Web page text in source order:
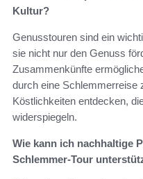
Kultur?
Genusstouren sind ein
sie nicht nur den Genuss
Zusammenkünfte
durch eine Schlemmerreise
Köstlichkeiten entdecken,
widerspiegeln.
Wie kann ich nachhaltige
Schlemmer-Tour